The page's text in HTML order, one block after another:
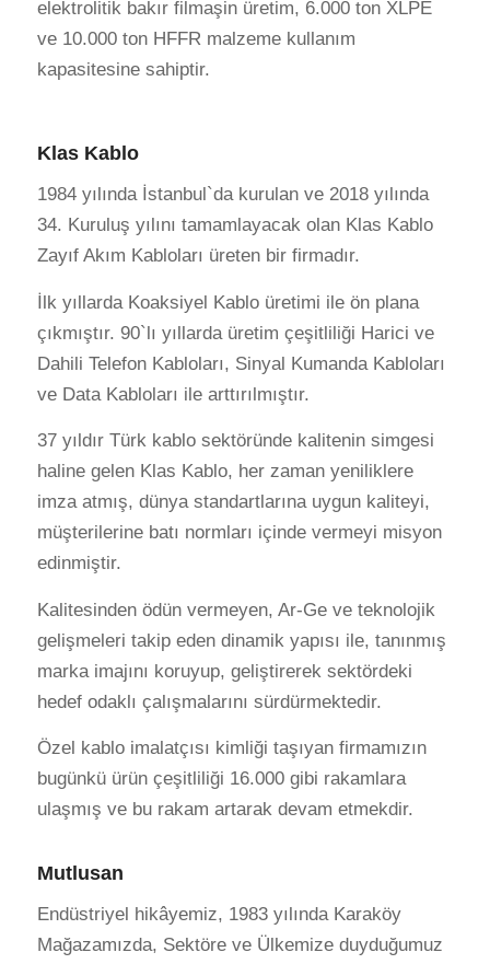
elektrolitik bakır filmaşin üretim, 6.000 ton XLPE
ve 10.000 ton HFFR malzeme kullanım
kapasitesine sahiptir.
Klas Kablo
1984 yılında İstanbul`da kurulan ve 2018 yılında
34. Kuruluş yılını tamamlayacak olan Klas Kablo
Zayıf Akım Kabloları üreten bir firmadır.
İlk yıllarda Koaksiyel Kablo üretimi ile ön plana
çıkmıştır. 90`lı yıllarda üretim çeşitliliği Harici ve
Dahili Telefon Kabloları, Sinyal Kumanda Kabloları
ve Data Kabloları ile arttırılmıştır.
37 yıldır Türk kablo sektöründe kalitenin simgesi
haline gelen Klas Kablo, her zaman yeniliklere
imza atmış, dünya standartlarına uygun kaliteyi,
müşterilerine batı normları içinde vermeyi misyon
edinmiştir.
Kalitesinden ödün vermeyen, Ar-Ge ve teknolojik
gelişmeleri takip eden dinamik yapısı ile, tanınmış
marka imajını koruyup, geliştirerek sektördeki
hedef odaklı çalışmalarını sürdürmektedir.
Özel kablo imalatçısı kimliği taşıyan firmamızın
bugünkü ürün çeşitliliği 16.000 gibi rakamlara
ulaşmış ve bu rakam artarak devam etmekdir.
Mutlusan
Endüstriyel hikâyemiz, 1983 yılında Karaköy
Mağazamızda, Sektöre ve Ülkemize duyduğumuz